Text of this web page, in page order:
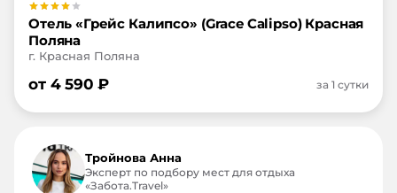
Отель «Грейс Калипсо» (Grace Calipso) Красная
Поляна
г. Красная Поляна
от 4 590 ₽ за 1 сутки
Тройнова Анна
Эксперт по подбору мест для отдыха
«Забота.Travel»